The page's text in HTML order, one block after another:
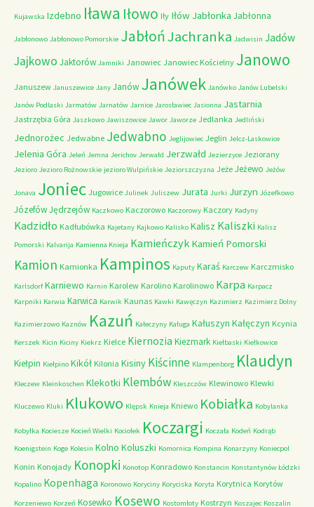
Kujawska Izdebno Iława Iłowo Iły Iłów Jabłonka Jabłonna
Jabłonowo Jabłonowo Pomorskie JabłońJachranka Jadwisin Jadów
Jajkowo Jaktorów Jamniki Janowiec Janowiec Kościelny Janowo
Januszew Januszewice Jany Janów Janówek Janówko Janów Lubelski
Janów Podlaski Jarmatów Jarnatów Jarnice Jarosławiec Jasionna Jastarnia
Jastrzębia Góra Jaszkowo Jawiszowice Jawor Jaworze Jedlanka Jedliński
Jednorożec Jedwabne Jedwabno Jeglijowiec Jeglin Jelcz-Laskowice
Jelenia Góra Jeleń Jemna Jerichov Jerwałd Jerzwałd Jezierzyce Jeziorany
Jezioro Jezioro Rożnowskie jezioro Wulpińskie Jeziorszczyzna Jeże Jeżewo Jeżów
Jonava Joniec Jugowice Julinek Juliszew Jurata Jurki Jurzyn Józefkowo
JózefówJędrzejów Kaczkowo Kaczorowo Kaczorowy Kaczory Kadyny
Kadzidło Kadłubówka Kajetany Kajkowo Kalisko Kalisz Kaliszki Kalisz
Pomorski Kalvarija Kamienna Knieja Kamieńczyk Kamień Pomorski
Kamion Kamionka Kampinos Kaputy Karaś Karczew Karczmisko
Karlsdorf Karniewo Karnin Karolew Karolino Karolinowo Karpa Karpacz
Karpniki Karwia Karwica Karwik Kaunas Kawki Kawęczyn Kazimierz Kazimierz Dolny
Kazimierzowo Kaznów Kazuń Kałeczyny Kaługa Kałuszyn Kałęczyn Kcynia
Kerszek Kicin Kiciny Kiekrz Kielce Kiernozia Kiezmark Kiełbaski Kiełkowice
Kiełpin Kiełpino Kikół Kilonia Kisiny Kiścinne Klampenborg Klaudyn
Kleczew Kleinkoschen Klekotki Klembów Kleszczów Klewinowo Klewki
Kluczewo Kluki Klukowo Klępsk Knieja Kniewo Kobiałka Kobylanka
Kobyłka Kociesze Kocień Wielki Kociołek Koczargi Koczała Kodeń Kodrąb
Koenigstein Koge Kolesin Kolno Koluszki Komornica Kompina Konarzyny Koniecpol
Konin Konojady Konopki Konotop Konradowo Konstancin Konstantynów Łódzki
Kopalino Kopenhaga Koronowo Koryciny Koryciska Koryta Korytnica Korytów
Korzeniewo Korzeń Kosewko Kosewo Kostomłoty Kostrzyn Koszajec Koszalin